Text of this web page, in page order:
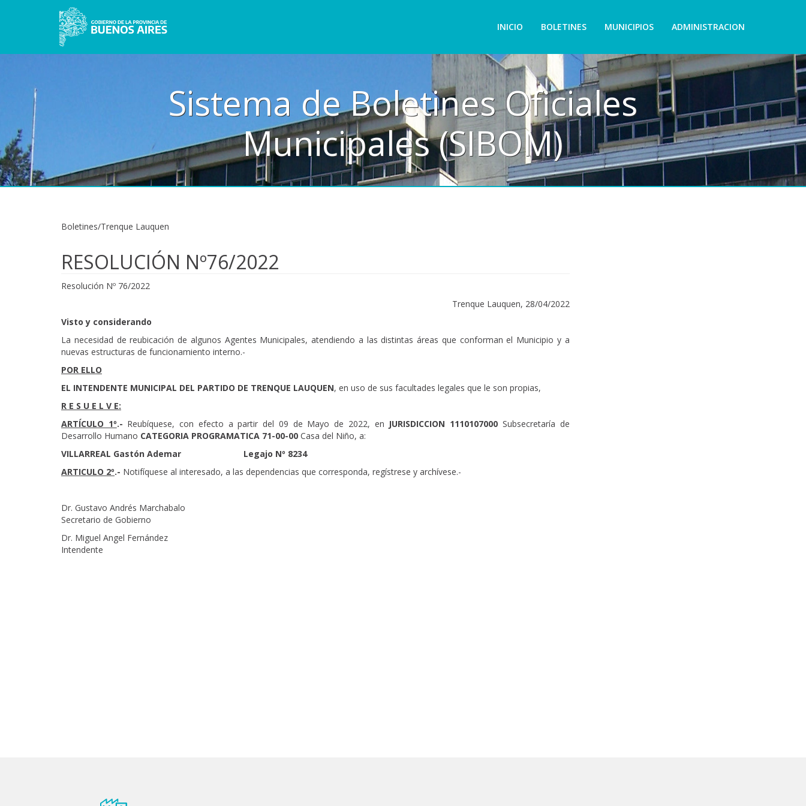
INICIO BOLETINES MUNICIPIOS ADMINISTRACION
Sistema de Boletines Oficiales
Municipales (SIBOM)
Boletines/Trenque Lauquen
RESOLUCIÓN Nº76/2022
Resolución Nº 76/2022
Trenque Lauquen, 28/04/2022
Visto y considerando
La necesidad de reubicación de algunos Agentes Municipales, atendiendo a las distintas áreas que conforman el Municipio y a
nuevas estructuras de funcionamiento interno.-
POR ELLO
EL INTENDENTE MUNICIPAL DEL PARTIDO DE TRENQUE LAUQUEN, en uso de sus facultades legales que le son propias,
R E S U E L V E:
ARTÍCULO 1º.- Reubíquese, con efecto a partir del 09 de Mayo de 2022, en JURISDICCION 1110107000 Subsecretaría de
Desarrollo Humano CATEGORIA PROGRAMATICA 71-00-00 Casa del Niño, a:
VILLARREAL Gastón Ademar
Legajo Nº 8234
ARTICULO 2º.- Notifíquese al interesado, a las dependencias que corresponda, regístrese y archívese.-
Dr. Gustavo Andrés Marchabalo
Secretario de Gobierno
Dr. Miguel Angel Fernández
Intendente